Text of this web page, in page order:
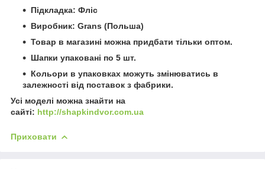
Підкладка: Фліс
Виробник: Grans (Польша)
Товар в магазині можна придбати тільки оптом.
Шапки упаковані по 5 шт.
Кольори в упаковках можуть змінюватись в
залежності від поставок з фабрики.
Усі моделі можна знайти на
сайті: http://shapkindvor.com.ua
Приховати